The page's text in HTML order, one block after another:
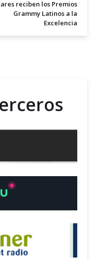
reciben los Premios
Grammy Latinos a la
Excelencia